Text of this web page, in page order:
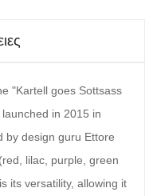
"Kartell goes Sottsass
in 2015 in
by design guru Ettore
lilac, purple, green
its versatility, allowing it